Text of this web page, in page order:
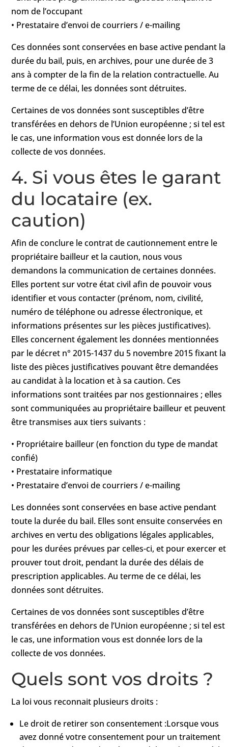
nom de l’occupant
• Prestataire d’envoi de courriers / e-mailing
Ces données sont conservées en base active pendant la
durée du bail, puis, en archives, pour une durée de 3
ans à compter de la fin de la relation contractuelle. Au
terme de ce délai, les données sont détruites.
Certaines de vos données sont susceptibles d’être
transférées en dehors de l’Union européenne ; si tel est
le cas, une information vous est donnée lors de la
collecte de vos données.
4. Si vous êtes le garant
du locataire (ex.
caution)
Afin de conclure le contrat de cautionnement entre le
propriétaire bailleur et la caution, nous vous
demandons la communication de certaines données.
Elles portent sur votre état civil afin de pouvoir vous
identifier et vous contacter (prénom, nom, civilité,
numéro de téléphone ou adresse électronique, et
informations présentes sur les pièces justificatives).
Elles concernent également les données mentionnées
par le décret n° 2015-1437 du 5 novembre 2015 fixant la
liste des pièces justificatives pouvant être demandées
au candidat à la location et à sa caution. Ces
informations sont traitées par nos gestionnaires ; elles
sont communiquées au propriétaire bailleur et peuvent
être transmises aux tiers suivants :
• Propriétaire bailleur (en fonction du type de mandat
confié)
• Prestataire informatique
• Prestataire d’envoi de courriers / e-mailing
Les données sont conservées en base active pendant
toute la durée du bail. Elles sont ensuite conservées en
archives en vertu des obligations légales applicables,
pour les durées prévues par celles-ci, et pour exercer et
prouver tout droit, pendant la durée des délais de
prescription applicables. Au terme de ce délai, les
données sont détruites.
Certaines de vos données sont susceptibles d’être
transférées en dehors de l’Union européenne ; si tel est
le cas, une information vous est donnée lors de la
collecte de vos données.
Quels sont vos droits ?
La loi vous reconnait plusieurs droits :
Le droit de retirer son consentement :Lorsque vous
avez donné votre consentement pour un traitement